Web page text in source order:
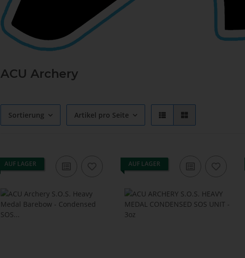
ACU Archery
Sortierung Artikel pro Seite
AUF LAGER AUF LAGER